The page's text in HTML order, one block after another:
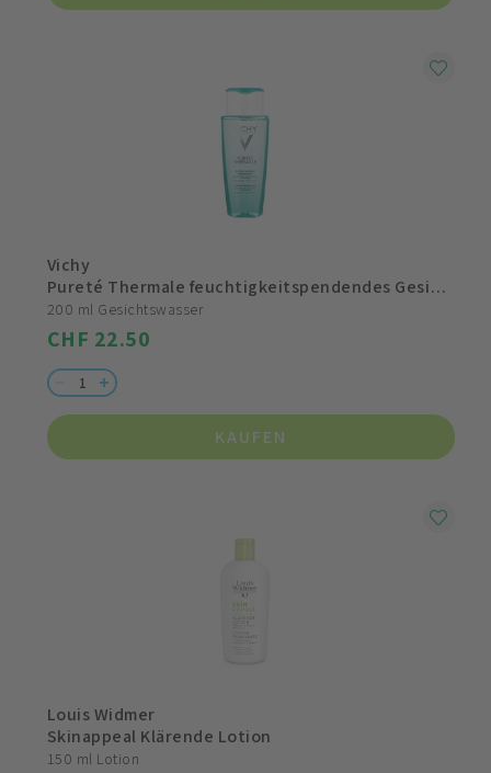
Vichy
Pureté Thermale feuchtigkeitspendendes Gesichtswasser
200 ml Gesichtswasser
CHF 22.50
KAUFEN
Louis Widmer
Skinappeal Klärende Lotion
150 ml Lotion